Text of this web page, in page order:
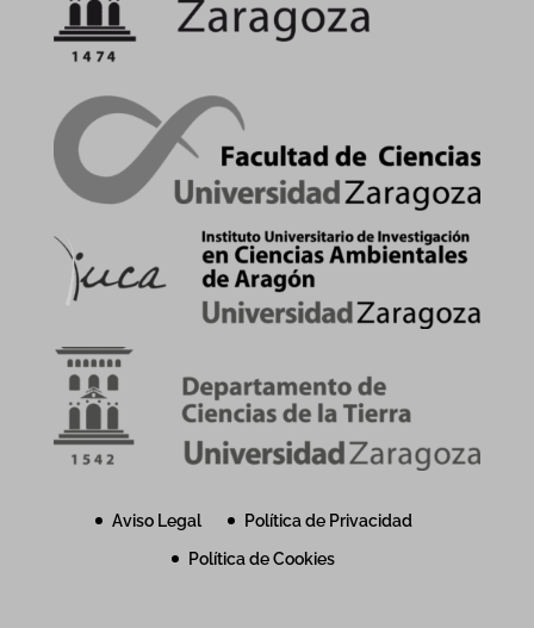
Aviso Legal
Política de Privacidad
Política de Cookies